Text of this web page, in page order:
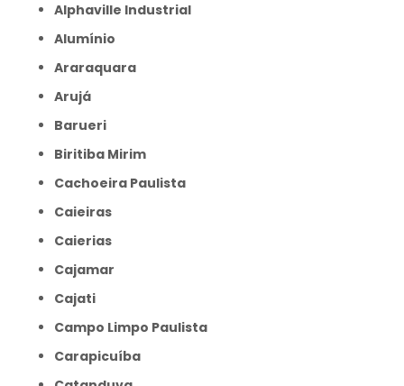
Alphaville Industrial
Alumínio
Araraquara
Arujá
Barueri
Biritiba Mirim
Cachoeira Paulista
Caieiras
Caierias
Cajamar
Cajati
Campo Limpo Paulista
Carapicuíba